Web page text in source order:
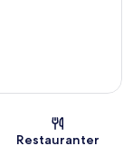
Restauranter